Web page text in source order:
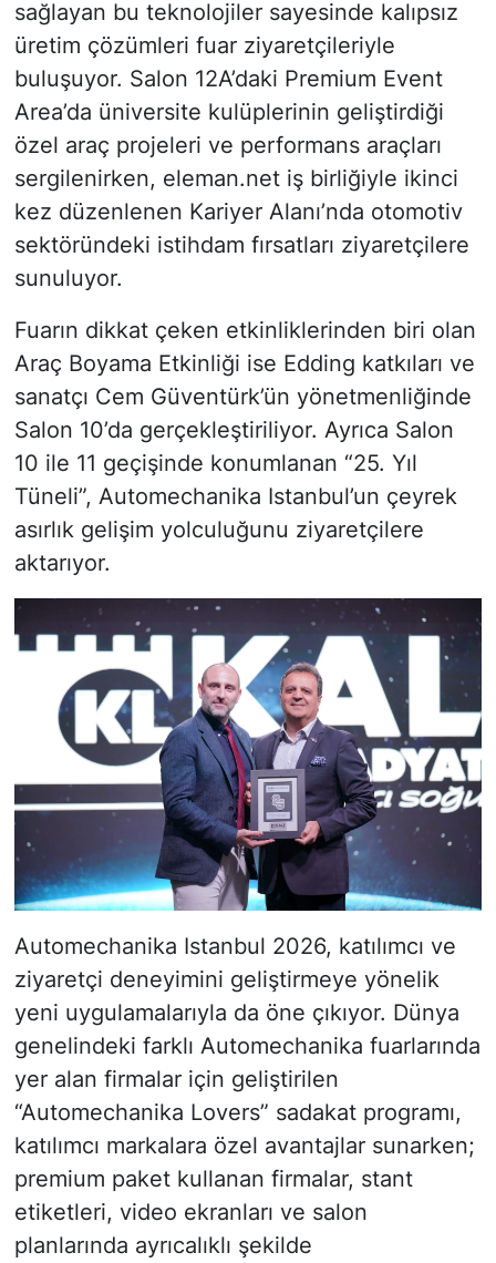
sağlayan bu teknolojiler sayesinde kalıpsız
üretim çözümleri fuar ziyaretçileriyle
buluşuyor. Salon 12A’daki Premium Event
Area’da üniversite kulüplerinin geliştirdiği
özel araç projeleri ve performans araçları
sergilenirken, eleman.net iş birliğiyle ikinci
kez düzenlenen Kariyer Alanı’nda otomotiv
sektöründeki istihdam fırsatları ziyaretçilere
sunuluyor.
Fuarın dikkat çeken etkinliklerinden biri olan
Araç Boyama Etkinliği ise Edding katkıları ve
sanatçı Cem Güventürk’ün yönetmenliğinde
Salon 10’da gerçekleştiriliyor. Ayrıca Salon
10 ile 11 geçişinde konumlanan “25. Yıl
Tüneli”, Automechanika Istanbul’un çeyrek
asırlık gelişim yolculuğunu ziyaretçilere
aktarıyor.
Automechanika Istanbul 2026, katılımcı ve
ziyaretçi deneyimini geliştirmeye yönelik
yeni uygulamalarıyla da öne çıkıyor. Dünya
genelindeki farklı Automechanika fuarlarında
yer alan firmalar için geliştirilen
“Automechanika Lovers” sadakat programı,
katılımcı markalara özel avantajlar sunarken;
premium paket kullanan firmalar, stant
etiketleri, video ekranları ve salon
planlarında ayrıcalıklı şekilde